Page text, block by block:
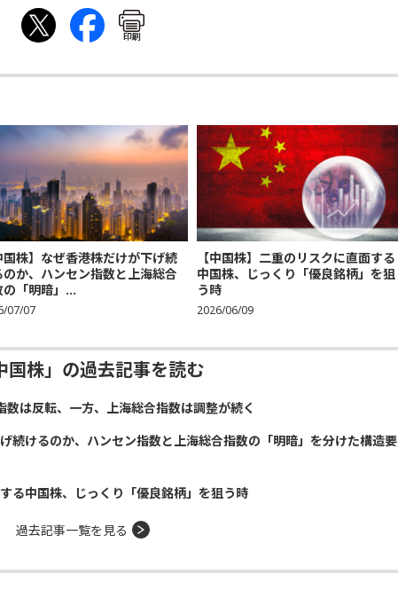
印刷
国株】なぜ香港株だけが下げ続
のか、ハンセン指数と上海総合
の「明暗」...
07/07
【中国株】二重のリスクに直面する
中国株、じっくり「優良銘柄」を狙
う時
2026/06/09
国株」の過去記事を読む
数は反転、一方、上海総合指数は調整が続く
続けるのか、ハンセン指数と上海総合指数の「明暗」を分けた構造要
る中国株、じっくり「優良銘柄」を狙う時
過去記事一覧を見る